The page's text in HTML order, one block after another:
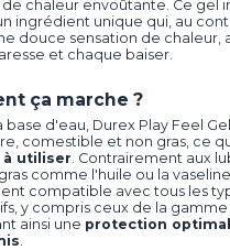
de chaleur envoûtante. Ce gel
ingrédient unique qui, au
douce sensation de chaleur,
et chaque baiser.
ça marche ?
base d'eau, Durex Play Feel
comestible et non gras, ce
à utiliser . Contrairement aux
comme l'huile ou la
compatible avec tous les
y compris ceux de la gamme
ainsi une protection